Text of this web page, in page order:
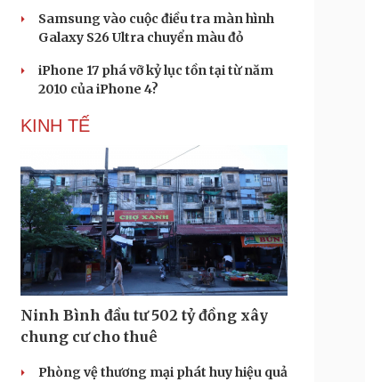
Samsung vào cuộc điều tra màn hình
Galaxy S26 Ultra chuyển màu đỏ
iPhone 17 phá vỡ kỷ lục tồn tại từ năm
2010 của iPhone 4?
KINH TẾ
Ninh Bình đầu tư 502 tỷ đồng xây
chung cư cho thuê
Phòng vệ thương mại phát huy hiệu quả